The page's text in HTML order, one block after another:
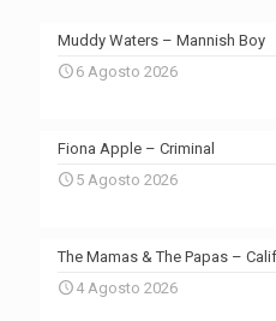
Muddy Waters – Mannish Boy
6 Agosto 2026
Fiona Apple – Criminal
5 Agosto 2026
The Mamas & The Papas –
4 Agosto 2026